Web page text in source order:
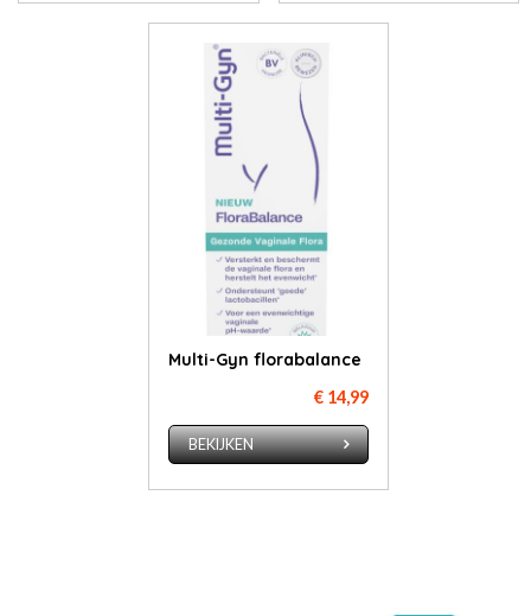
Multi-Gyn florabalance
€ 14,99
BEKIJKEN